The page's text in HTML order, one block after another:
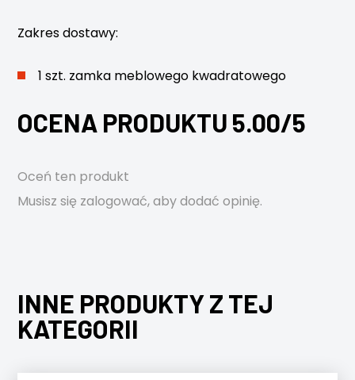
Zakres dostawy:
1 szt. zamka meblowego kwadratowego
OCENA PRODUKTU 5.00/5
Oceń ten produkt
Musisz się zalogować, aby dodać opinię.
INNE PRODUKTY Z TEJ
KATEGORII